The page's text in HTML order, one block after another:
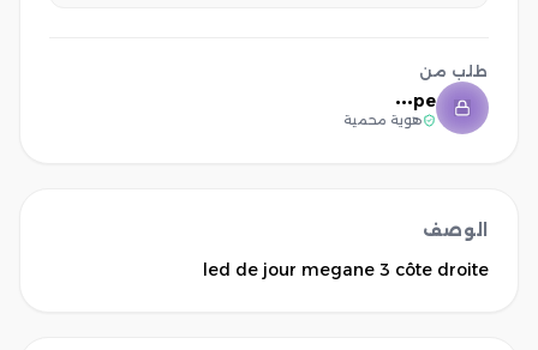
طلب من
pe•••
هوية محمية
الوصف
led de jour megane 3 côte droite